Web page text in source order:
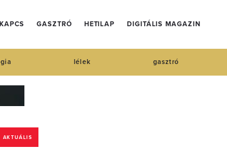
GASZTRÓ HETILAP DIGITÁLIS MAGAZIN
lélek gasztró
AKTUÁLIS